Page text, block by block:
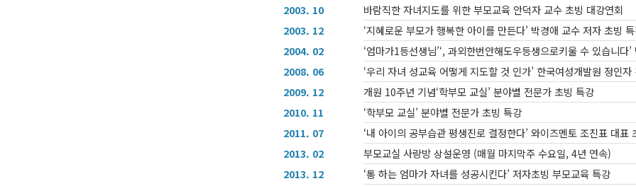
2003. 10
바람직한 자녀지도를 위한 부모교육 안덕자 교수 초빙 대강연회
2003. 12
‘지혜로운 부모가 행복한 아이를 만든다’ 박경애 교수 저자 초빙
2004. 02
‘엄마가1등선생님’‘, 과외한번안해도우등생으로키울 수 있습니다
2008. 06
‘우리 자녀 성교육 어떻게 지도할 것 인가’ 한국여성개발원 정인
2009. 12
개원 10주년 기념‘학부모 교실’ 분야별 전문가 초빙 특강
2010. 11
‘학부모 교실’ 분야별 전문가 초빙 특강
2011. 07
‘내 아이의 공부습관 평생진로 결정한다’ 와이즈멘토 조진표 대표
2013. 02
부모교실 사랑방 상설운영 (매월 마지막주 수요일, 4년 연속)
2013. 12
‘통 하는 엄마가 자녀를 성공시킨다’ 저자초빙 부모교육 특강